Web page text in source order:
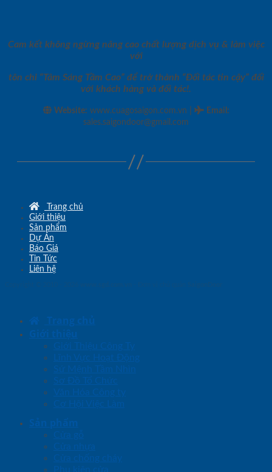
Cam kết không ngừng nâng cao chất lượng dịch vụ & làm việc
với
tôn chỉ “Tâm Sáng Tầm Cao” để trở thành “Đối tác tin cậy” đối
với khách hàng và đối tác!.
Website: www.cuagosaigon.com.vn Email :
sales.saigondoor@gmail.com
Trang chủ
Giới thiệu
Sản phẩm
Dự Án
Báo Giá
Tin Tức
Liên hệ
Trang chủ
Giới thiệu
Giới Thiệu Công Ty
Lĩnh Vực Hoạt Động
Sứ Mệnh Tầm Nhìn
Sơ Đồ Tổ Chức
Văn Hóa Công ty
Cơ Hội Việc Làm
Sản phẩm
Cửa gỗ
Cửa nhựa
Cửa chống cháy
Phụ kiện cửa